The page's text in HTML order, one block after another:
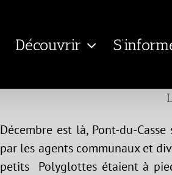
Découvrir
Décembre est là, Pont-du-
par les agents communaux et
petits Polyglottes étaient à